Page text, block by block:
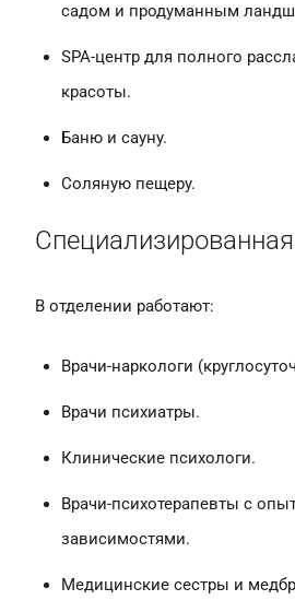
садом и продуманным
SPA-центр для полного
красоты.
Баню и сауну.
Соляную пещеру.
В отделении работают:
Врачи-наркологи
Врачи психиатры.
Клинические психологи.
Врачи-психотерапевты с
зависимостями.
Медицинские сестры и